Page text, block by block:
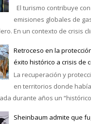
El turismo contribuye
emisiones globales de
En un contexto de crisis
Retroceso en la
éxito histórico a crisis de
La recuperación y
en territorios donde
durante años un
Sheinbaum admite que